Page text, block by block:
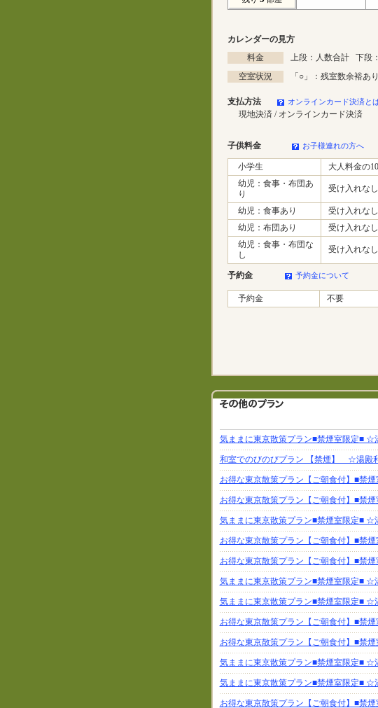
カレンダーの見方
料金
上段：人数合計 下段
空室状況
「○ 」：残室数余裕
支払方法 オンラインカード決済と
現地決済 / オンラインカード決済
子供料金 お子様連れの方へ
小学生
大人料金の
幼児：食事・布団あ
り
受け入れなし
幼児：食事あり
受け入れなし
幼児：布団あり
受け入れなし
幼児：食事・布団な
し
受け入れなし
予約金 予約金について
予約金 不要
気ままに東京散策プラン■禁煙室限定■
和室でのびのびプラン 【禁煙】 ☆湯殿
お得な東京散策プラン【ご朝食付】■禁
お得な東京散策プラン【ご朝食付】■禁
気ままに東京散策プラン■禁煙室限定■
お得な東京散策プラン【ご朝食付】■禁
お得な東京散策プラン【ご朝食付】■禁
気ままに東京散策プラン■禁煙室限定■
気ままに東京散策プラン■禁煙室限定■
お得な東京散策プラン【ご朝食付】■禁
お得な東京散策プラン【ご朝食付】■禁
気ままに東京散策プラン■禁煙室限定■
気ままに東京散策プラン■禁煙室限定■
お得な東京散策プラン【ご朝食付】■禁